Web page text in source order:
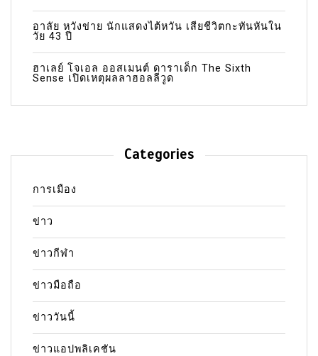
อาลัย หวังข่าย นักแสดงไต้หวัน เสียชีวิตกะทันหันใน
วัย 43 ปี
ฮาเลย์ โจเอล ออสเมนต์ ดาราเด็ก The Sixth
Sense เปิดเหตุผลลาฮอลลีวูด
Categories
การเมือง
ข่าว
ข่าวกีฬา
ข่าวมือถือ
ข่าววันนี้
ข่าวแอปพลิเคชัน